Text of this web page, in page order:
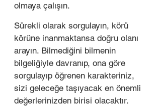
olmaya çalışın.
Sürekli olarak sorgulayın, körü
körüne inanmaktansa doğru olanı
arayın. Bilmediğini bilmenin
bilgeliğiyle davranıp, ona göre
sorgulayıp öğrenen karakteriniz,
sizi geleceğe taşıyacak en önemli
değerlerinizden birisi olacaktır.